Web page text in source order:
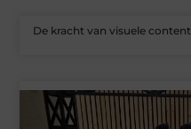
De kracht van visuele content